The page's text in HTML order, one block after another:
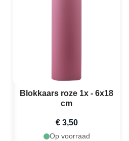
Blokkaars roze 1x - 6x18
cm
€ 3,50
Op voorraad